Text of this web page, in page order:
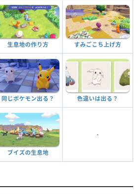
生息地の作り方 すみごこち上げ方
同じポケモン出る？ 色違いは出る？
ブイズの生息地
-